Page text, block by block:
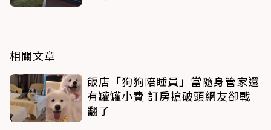
相關文章
飯店「狗狗陪睡員」當隨身管家還
有罐罐小費 訂房搶破頭網友卻戰
翻了